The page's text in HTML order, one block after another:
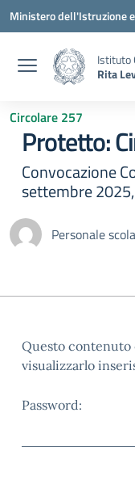
Vai ai contenuti
Vai al menu di navigazione
Vai al footer
Ministero dell'Istruzione
Istituto
Rita
Circolare 257
Protetto:
Convocazione
settembre
Personale
Questo contenuto
visualizzarlo
Password: